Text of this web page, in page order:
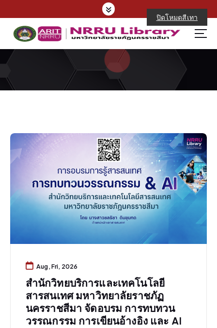
k
t
Aug, Fri, 2026
สำนักวิทยบริการและเทคโนโลยี
สารสนเทศ มหาวิทยาลัยราชภัฏ
นครราชสีมา จัดอบรม การทบทวน
วรรณกรรม การเขียนอ้างอิง และ AI
ปิดโหมดสีเทา